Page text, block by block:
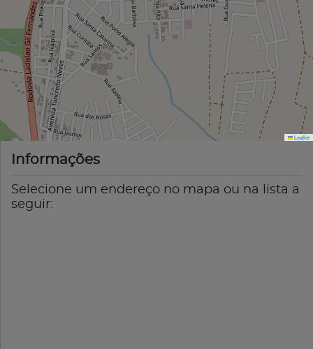
Leaflet
Informações
Selecione um endereço no mapa ou na lista a
seguir: